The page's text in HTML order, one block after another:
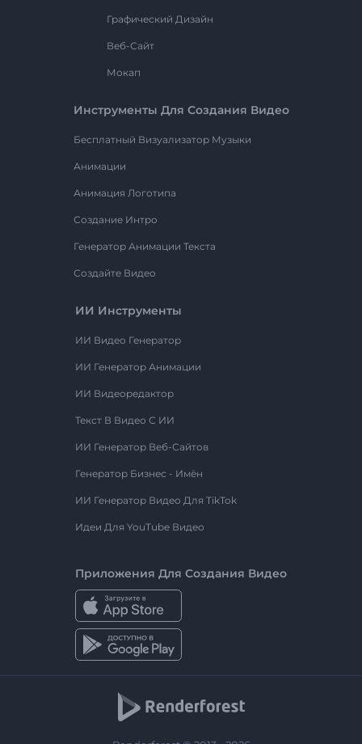
Графический Дизайн
Веб-Сайт
Мокап
Инструменты Для Создания Видео
Бесплатный Визуализатор Музыки
Анимации
Анимация Логотипа
Создание Интро
Генератор Анимации Текста
Создайте Видео
ИИ Инструменты
ИИ Видео Генератор
ИИ Генератор Анимации
ИИ Видеоредактор
Текст В Видео С ИИ
ИИ Генератор Веб-Сайтов
Генератор Бизнес - Имён
ИИ Генератор Видео Для TikTok
Идеи Для YouTube Видео
Приложения Для Создания Видео